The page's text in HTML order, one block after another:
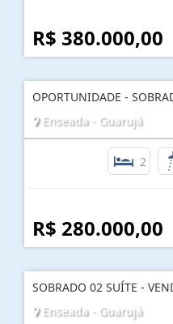
R$ 380.000,00
OPORTUNIDADE -
Enseada - Guarujá
2
R$ 280.000,00
SOBRADO 02 SUÍTE -
Enseada - Guarujá